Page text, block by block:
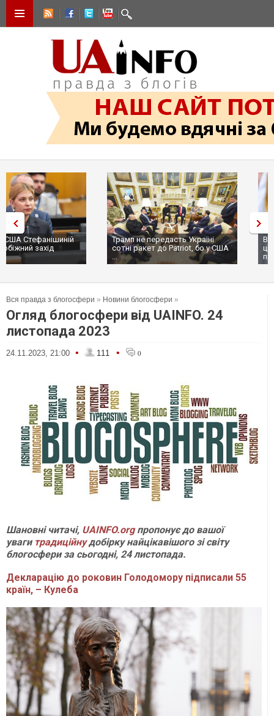
Трамп не передасть Україні
сотні ракет до Patriot, бо у США
...
Вибух у ресторані в Москві:
ціллю був головком ВКС
Вся правда з блогосфери » Новини блогосфери »
Огляд блогосфери від UAINFO. 24
листопада 2023
24.11.2023, 21:00 • 111 • 0
Шановні читачі, UAINFO.orgпропонує до вашої
уваги традиційнудобірку найцікавішого зі світу
блогосфери за сьогодні, 24 листопада.
Декларацію до роковин Голодомору підписали 55
країн, – Кулеба